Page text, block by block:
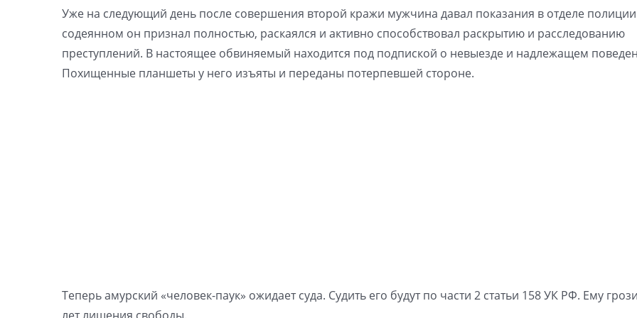
Уже на следующий день после совершения второй кражи мужчина давал показания в отделе
содеянном он признал полностью, раскаялся и активно способствовал раскрытию и расследованию
преступлений. В настоящее обвиняемый находится под подпиской о невыезде и надлежащем
Похищенные планшеты у него изъяты и переданы потерпевшей стороне.
Теперь амурский «человек-паук» ожидает суда. Судить его будут по части 2 статьи 158 УК РФ. Ему